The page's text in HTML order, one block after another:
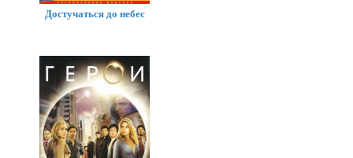
Достучаться до небес